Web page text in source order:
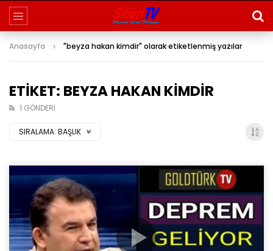
Anasayfa "beyza hakan kimdir" olarak etiketlenmiş yazılar
ETIKET: BEYZA HAKAN KIMDIR
1 GÖNDERI
SIRALAMA: BAŞLIK